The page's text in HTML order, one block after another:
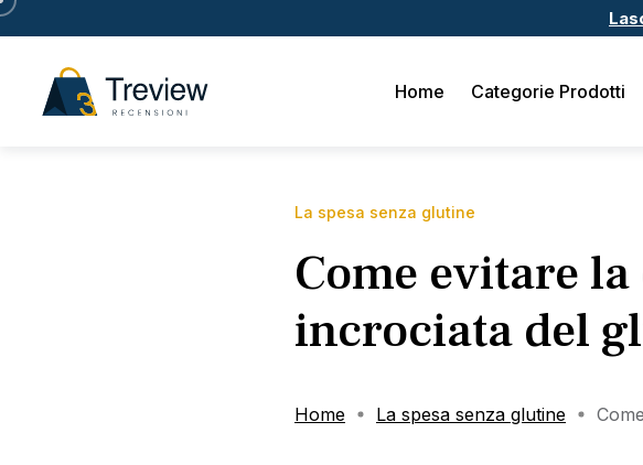
Home Categorie Prodotti
La spesa senza glutine
Come evitare
incrociata del
Home La spesa senza glutine